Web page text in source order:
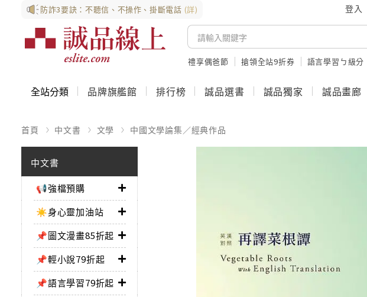
防詐3要訣：不聽信、不操作、掛斷電話 (詳) 登入
禮享偶爸節 搶領全站9折券 語言學習ㄅ級分
全站分類 品牌旗艦館 排行榜 誠品選書 誠品獨家 誠品畫廊
首頁 中文書 文學 中國文學論集／經典作品
中文書
📢強檔預購
☀️身心靈加油站
📌圖文漫畫85折起
📌輕小說79折起
📌語言學習79折起